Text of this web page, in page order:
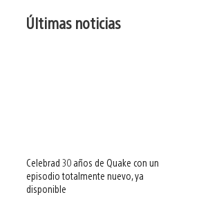
Últimas noticias
Celebrad 30 años de Quake con un
episodio totalmente nuevo, ya
disponible